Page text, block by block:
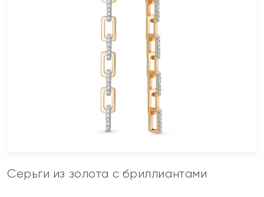
Серьги из золота с бриллиантами